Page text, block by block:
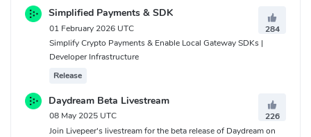
Simplified Payments & SDK
01 February 2026 UTC
284
Simplify Crypto Payments & Enable Local Gateway SDKs |
Developer Infrastructure
Release
Daydream Beta Livestream
08 May 2025 UTC
226
Join Livepeer's livestream for the beta release of Daydream on